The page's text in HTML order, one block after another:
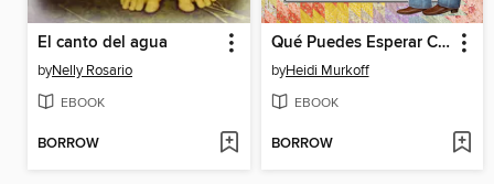
El canto del agua
byNelly Rosario
EBOOK
BORROW
Qué Puedes Esperar Cuando Estás Esperando
byHeidi Murkoff
EBOOK
BORROW